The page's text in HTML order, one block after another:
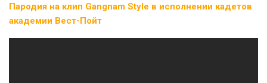
Пародия на клип Gangnam Style в исполнении кадетов
академии Вест-Пойт